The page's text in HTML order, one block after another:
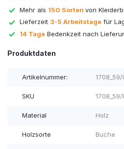
Mehr als 150 Sorten von
Lieferzeit 3-5 Arbeitstage für
14 Tage Bedenkzeit nach
Produktdaten
Artikelnummer: 1708_59/
SKU
Material Holz
Holzsorte Buche